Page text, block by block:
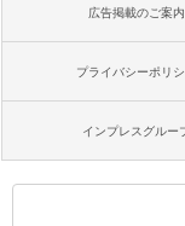
広告掲載のご案内
プライバシーポリ
インプレスグルー